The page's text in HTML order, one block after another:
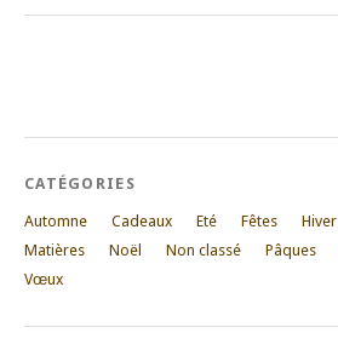
CATÉGORIES
Automne Cadeaux Eté Fêtes Hiver
Matières
Noël Non classé Pâques
Vœux